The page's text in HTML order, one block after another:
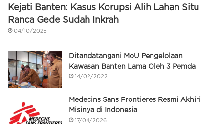
Kejati Banten: Kasus Korupsi Alih Lahan Situ
Ranca Gede Sudah Inkrah
04/10/2025
Ditandatangani MoU Pengelolaan
Kawasan Banten Lama Oleh 3 Pemda
14/02/2022
Medecins Sans Frontieres Resmi Akhiri
Misinya di Indonesia
17/04/2026